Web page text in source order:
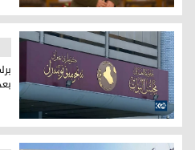
فيان صبري: رئيس الوزراء
مبنى مجلس النواب العراقي